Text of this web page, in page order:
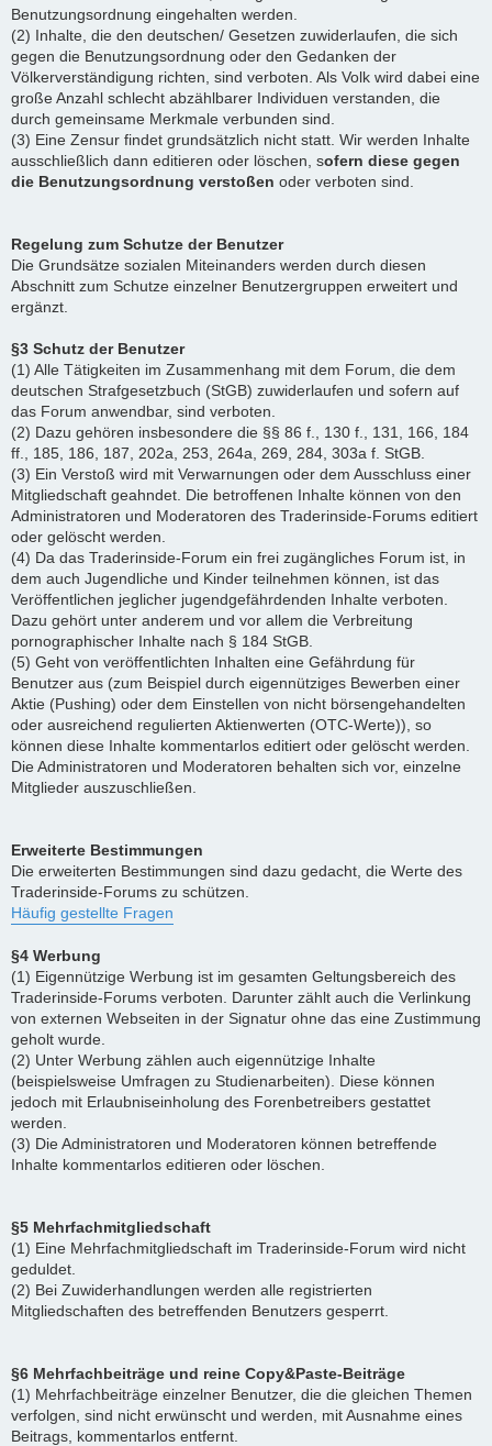
Benutzungsordnung eingehalten werden.
(2) Inhalte, die den deutschen/ Gesetzen zuwiderlaufen, die sich
gegen die Benutzungsordnung oder den Gedanken der
Völkerverständigung richten, sind verboten. Als Volk wird dabei eine
große Anzahl schlecht abzählbarer Individuen verstanden, die
durch gemeinsame Merkmale verbunden sind.
(3) Eine Zensur findet grundsätzlich nicht statt. Wir werden Inhalte
ausschließlich dann editieren oder löschen, sofern diese gegen
die Benutzungsordnung verstoßen oder verboten sind.
Regelung zum Schutze der Benutzer
Die Grundsätze sozialen Miteinanders werden durch diesen
Abschnitt zum Schutze einzelner Benutzergruppen erweitert und
ergänzt.
§3 Schutz der Benutzer
(1) Alle Tätigkeiten im Zusammenhang mit dem Forum, die dem
deutschen Strafgesetzbuch (StGB) zuwiderlaufen und sofern auf
das Forum anwendbar, sind verboten.
(2) Dazu gehören insbesondere die §§ 86 f., 130 f., 131, 166, 184
ff., 185, 186, 187, 202a, 253, 264a, 269, 284, 303a f. StGB.
(3) Ein Verstoß wird mit Verwarnungen oder dem Ausschluss einer
Mitgliedschaft geahndet. Die betroffenen Inhalte können von den
Administratoren und Moderatoren des Traderinside-Forums editiert
oder gelöscht werden.
(4) Da das Traderinside-Forum ein frei zugängliches Forum ist, in
dem auch Jugendliche und Kinder teilnehmen können, ist das
Veröffentlichen jeglicher jugendgefährdenden Inhalte verboten.
Dazu gehört unter anderem und vor allem die Verbreitung
pornographischer Inhalte nach § 184 StGB.
(5) Geht von veröffentlichten Inhalten eine Gefährdung für
Benutzer aus (zum Beispiel durch eigennütziges Bewerben einer
Aktie (Pushing) oder dem Einstellen von nicht börsengehandelten
oder ausreichend regulierten Aktienwerten (OTC-Werte)), so
können diese Inhalte kommentarlos editiert oder gelöscht werden.
Die Administratoren und Moderatoren behalten sich vor, einzelne
Mitglieder auszuschließen.
Erweiterte Bestimmungen
Die erweiterten Bestimmungen sind dazu gedacht, die Werte des
Traderinside-Forums zu schützen.
Häufig gestellte Fragen
§4 Werbung
(1) Eigennützige Werbung ist im gesamten Geltungsbereich des
Traderinside-Forums verboten. Darunter zählt auch die Verlinkung
von externen Webseiten in der Signatur ohne das eine Zustimmung
geholt wurde.
(2) Unter Werbung zählen auch eigennützige Inhalte
(beispielsweise Umfragen zu Studienarbeiten). Diese können
jedoch mit Erlaubniseinholung des Forenbetreibers gestattet
werden.
(3) Die Administratoren und Moderatoren können betreffende
Inhalte kommentarlos editieren oder löschen.
§5 Mehrfachmitgliedschaft
(1) Eine Mehrfachmitgliedschaft im Traderinside-Forum wird nicht
geduldet.
(2) Bei Zuwiderhandlungen werden alle registrierten
Mitgliedschaften des betreffenden Benutzers gesperrt.
§6 Mehrfachbeiträge und reine Copy&Paste-Beiträge
(1) Mehrfachbeiträge einzelner Benutzer, die die gleichen Themen
verfolgen, sind nicht erwünscht und werden, mit Ausnahme eines
Beitrags, kommentarlos entfernt.